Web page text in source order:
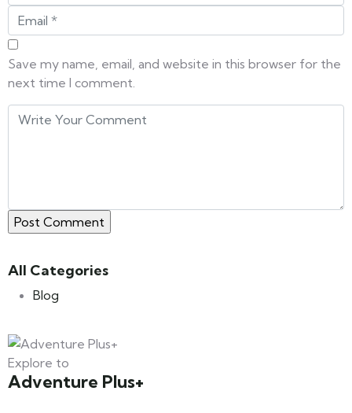
Save my name, email, and website in this browser for the
next time I comment.
All Categories
Blog
Explore to
Adventure Plus+